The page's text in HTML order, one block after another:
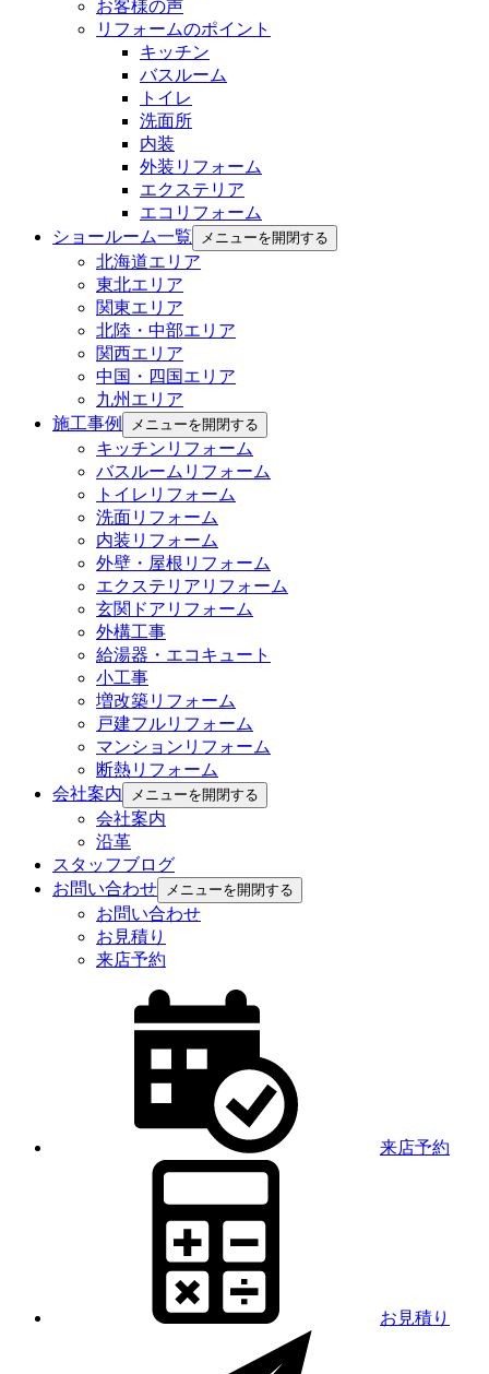
お客様の声
リフォームのポイント
キッチン
バスルーム
トイレ
洗面所
内装
外装リフォーム
エクステリア
エコリフォーム
ショールーム一覧
メニューを開閉する
北海道エリア
東北エリア
関東エリア
北陸・中部エリア
関西エリア
中国・四国エリア
九州エリア
施工事例
メニューを開閉する
キッチンリフォーム
バスルームリフォーム
トイレリフォーム
洗面リフォーム
内装リフォーム
外壁・屋根リフォーム
エクステリアリフォーム
玄関ドアリフォーム
外構工事
給湯器・エコキュート
小工事
増改築リフォーム
戸建フルリフォーム
マンションリフォーム
断熱リフォーム
会社案内
メニューを開閉する
会社案内
沿革
スタッフブログ
お問い合わせ
メニューを開閉する
お問い合わせ
お見積り
来店予約
来店予約
お見積り